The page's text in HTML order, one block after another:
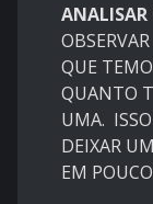
ANALISAR
QUE
QUANTO
UMA.
DEIXAR
EM